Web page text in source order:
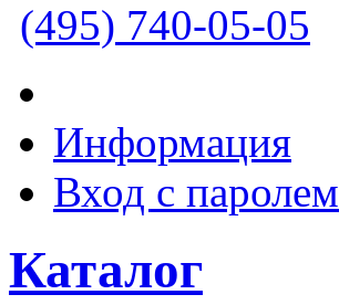
(495) 740-05-05
Информация
Вход с паролем
Каталог